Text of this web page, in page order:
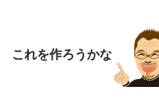
これを作ろうかな